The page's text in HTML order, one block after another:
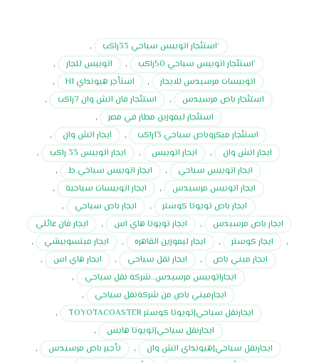
‘استئجار اتوبيس سياحي 33راكب
,
‘استئجار اتوبيس سياحي 50راكب
, اتوبيس للجار
,
اتوبيسات مرسيدس للايجار
, استأجر هيونداي H1
,
استئجار باص مرسيدس
, استئجار فان اتش وان 7راكب
,
استئجار ليموزين مطار في مصر
,
استئجار ميكروباص سياحي 13راكب
, ايجار اتش وان
,
ايجار اتش وان
, ايجار اتوبيس , ايجار اتوبيس 33 راكب
,
ايجار اتوبيس سياحي
, ايجار اتوبيس سياخي ط
,
ايجار اتوبيس مرسيدس
, ايجار اتوبيسات سياحية
,
ايجار باص تويوتا كوستر
, ايجار باص سياحي
,
ايجار باص مرسيدس
, ايجار تويوتا هاي اس ,
ايجار فان عائلي
,
ايجار كوستر , ايجار ليموزين القاهره , ايجار ميتسوبيشي
,
ايجار ميني باص
, ايجار نقل سياحي , ايجار هاي اس
,
ايجاراتوبيس مرسيدس..شركة نقل سياحي
,
ايجارميني باص من شركةنقل سياحي
,
ايجارنقل سياحي|تويوتا كوستر TOYOTACOASTER
,
ايجارنقل سياحي|تويوتا هايس
,
ايجارنقل سياحي|هيونداي اتش وان
, تأجير باص مرسيدس
,